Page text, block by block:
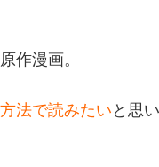
作漫画。
法で読みたい と思